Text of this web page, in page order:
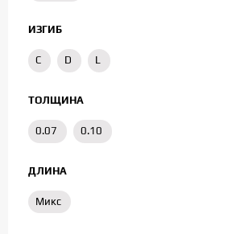
ИЗГИБ
C D L
ТОЛЩИНА
0.07 0.10
ДЛИНА
Микс